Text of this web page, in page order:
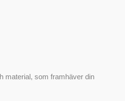
material, som framhäver din